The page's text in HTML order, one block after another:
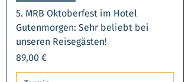
5. MRB Oktoberfest im Hotel
Gutenmorgen: Sehr beliebt bei
unseren Reisegästen!
Preis
89,00 €